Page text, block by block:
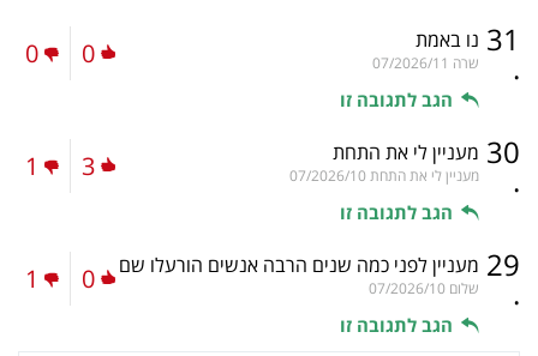
31
.
נו באמת
שרה 07/2026/11
הגב לתגובה זו
0
0
30
.
מעניין לי את התחת
מעניין לי את התחת 07/2026/10
הגב לתגובה זו
3
1
29
.
מעניין לפני כמה שנים הרבה אנשים הורעלו שם
שלום 07/2026/10
הגב לתגובה זו
0
1